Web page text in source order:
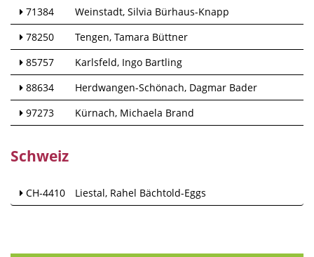
71384
Weinstadt Silvia Bürhaus-Knapp
78250
Tengen Tamara Büttner
85757
Karlsfeld Ingo Bartling
88634
Herdwangen-Schönach Dagmar Bader
97273
Kürnach Michaela Brand
Schweiz
CH-4410 Liestal Rahel Bächtold-Eggs